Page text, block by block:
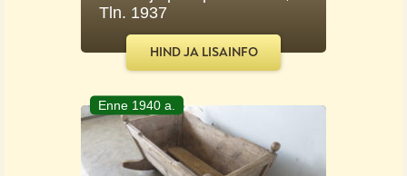
Tln. 1937
HIND JA LISAINFO
Enne 1940 a.